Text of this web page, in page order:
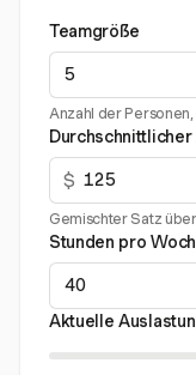
Teamgröße
Anzahl der
$
Gemischter Satz
Stunden pro
Aktuelle